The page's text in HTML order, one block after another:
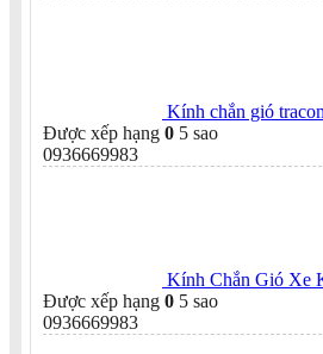
Kính chắn gió
Được xếp hạng 0 5 sao
0936669983
Kính Chắn Gió Xe
Được xếp hạng 0 5 sao
0936669983